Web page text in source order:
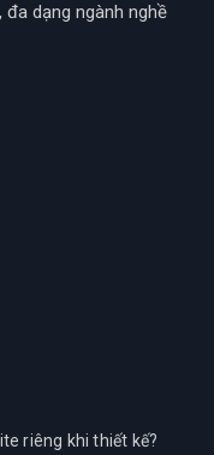
dạng ngành nghề
riêng khi thiết kế?